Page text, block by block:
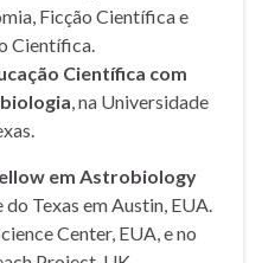
Ficção Científica e
Científica.
Científica com
, na Universidade
em Astrobiology
Texas em Austin, EUA.
Center, EUA, e no